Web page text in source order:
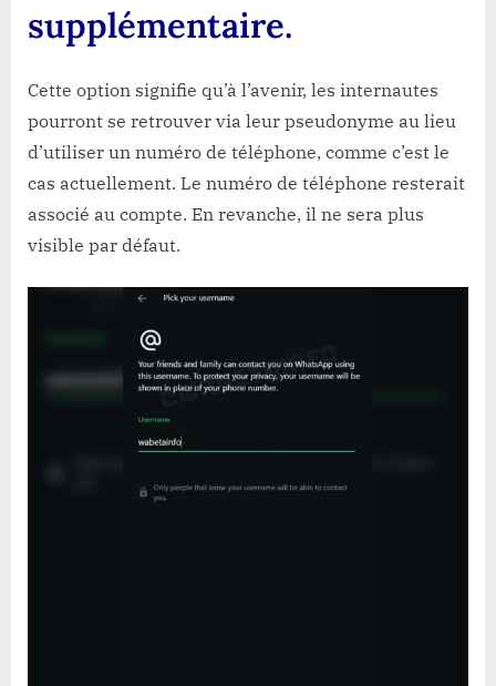
supplémentaire.
Cette option signifie qu’à l’avenir, les internautes
pourront se retrouver via leur pseudonyme au lieu
d’utiliser un numéro de téléphone, comme c’est le
cas actuellement. Le numéro de téléphone resterait
associé au compte. En revanche, il ne sera plus
visible par défaut.